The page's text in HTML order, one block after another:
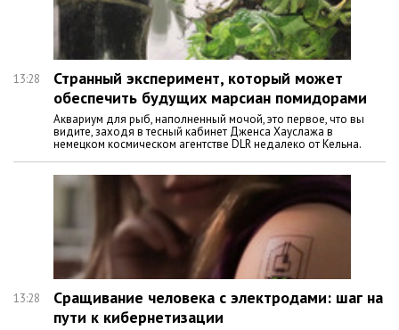
13:28
Странный эксперимент, который может
обеспечить будущих марсиан помидорами
Аквариум для рыб, наполненный мочой, это первое, что вы
видите, заходя в тесный кабинет Дженса Хауслажа в
немецком космическом агентстве DLR недалеко от Кельна.
13:28
Сращивание человека с электродами: шаг на
пути к кибернетизации